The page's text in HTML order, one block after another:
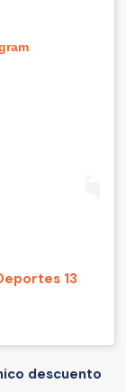
13
descuento